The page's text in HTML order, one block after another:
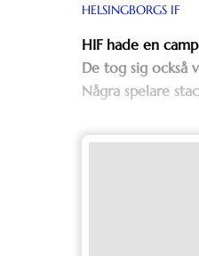
HELSINGBORGS IF
HIF hade en
De tog sig också
Några spelare